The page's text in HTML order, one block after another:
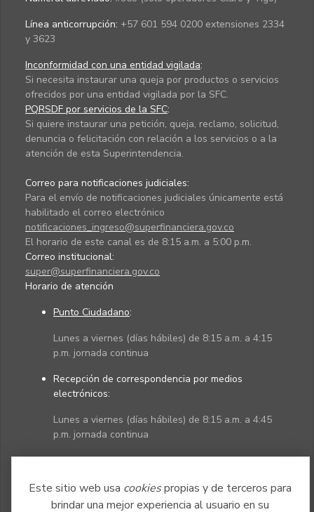
Este sitio web usa cookiespropias y de terceros para
brindar una mejor experiencia al usuario en su
Línea anticorrupción: +57 601 594 0200 extensiones 2334
y 3623
Inconformidad con una entidad vigilada:
Si necesita instaurar una queja por productos o servicios
ofrecidos por una entidad vigilada por la SFC.
PQRSDF por servicios de la SFC:
Si quiere instaurar una petición, queja, reclamo, solicitud,
denuncia o felicitación con relación a los servicios o a la
atención de esta Superintendencia.
Correo para notificaciones judiciales:
Para el envío de notificaciones judiciales únicamente está
habilitado el correo electrónico
notificaciones_ingreso@superfinanciera.gov.co
El horario de este canal es de 8:15 a.m. a 5:00 p.m.
Correo institucional:
super@superfinanciera.gov.co
Horario de atención
Punto Ciudadano:
Lunes a viernes (días hábiles) de 8:15 a.m. a 4:15
p.m. jornada continua
Recepción de correspondencia por medios
electrónicos:
Lunes a viernes (días hábiles) de 8:15 a.m. a 4:45
p.m. jornada continua